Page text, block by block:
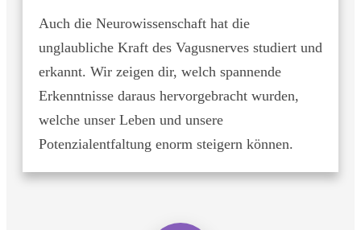
Auch die Neurowissenschaft hat die
unglaubliche Kraft des Vagusnerves studiert und
erkannt. Wir zeigen dir, welch spannende
Erkenntnisse daraus hervorgebracht wurden,
welche unser Leben und unsere
Potenzialentfaltung enorm steigern können.